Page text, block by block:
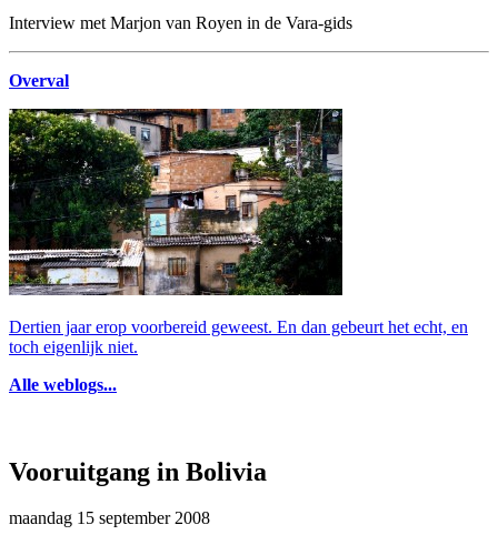
Interview met Marjon van Royen in de Vara-gids
Overval
Dertien jaar erop voorbereid geweest. En dan gebeurt het echt, en
toch eigenlijk niet.
Alle weblogs...
Vooruitgang in Bolivia
maandag 15 september 2008